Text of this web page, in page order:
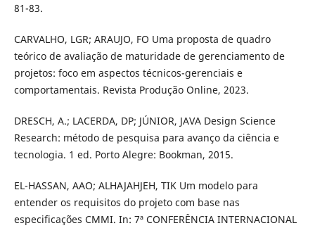
81-83.
CARVALHO, LGR; ARAUJO, FO Uma proposta de quadro
teórico de avaliação de maturidade de gerenciamento de
projetos: foco em aspectos técnicos-gerenciais e
comportamentais. Revista Produção Online, 2023.
DRESCH, A.; LACERDA, DP; JÚNIOR, JAVA Design Science
Research: método de pesquisa para avanço da ciência e
tecnologia. 1 ed. Porto Alegre: Bookman, 2015.
EL-HASSAN, AAO; ALHAJAHJEH, TIK Um modelo para
entender os requisitos do projeto com base nas
especificações CMMI. In: 7ª CONFERÊNCIA INTERNACIONAL